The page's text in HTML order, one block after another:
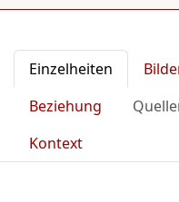
Einzelheiten
Beziehung
Kontext